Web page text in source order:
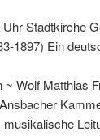
Stadtkirche
1897) Ein
Wolf Matthias